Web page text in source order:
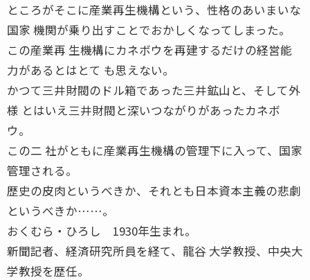
ところがそこに産業再生機構という、性格のあいまいな
国家 機関が乗り出すことでおかしくなってしまった。
この産業再 生機構にカネボウを再建するだけの経営能
力があるとはとて も思えない。
かつて三井財閥のドル箱であった三井鉱山と、そして外
様 とはいえ三井財閥と深いつながりがあったカネボ
ウ。
この二 社がともに産業再生機構の管理下に入って、国家
管理される。
歴史の皮肉というべきか、それとも日本資本主義の悲劇
というべきか……。
おくむら・ひろし 1930年生まれ。
新聞記者、経済研究所員を経て、龍谷 大学教授、中央大
学教授を歴任。